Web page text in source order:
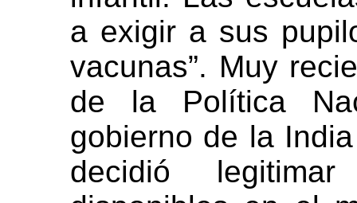
a exigir a sus
vacunas”. Muy
de la Política
gobierno de la
decidió